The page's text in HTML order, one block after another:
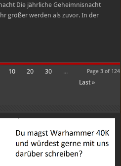
Die jährliche Geheimnisnacht
größer werden als zuvor. In der
Page 3 of 124
10 20 30
...
Last »